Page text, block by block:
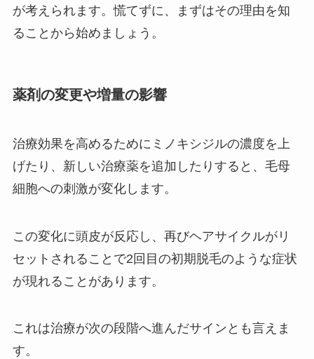
が考えられます。慌てずに、まずはその理由を知
ることから始めましょう。
薬剤の変更や増量の影響
治療効果を高めるためにミノキシジルの濃度を上
げたり、新しい治療薬を追加したりすると、毛母
細胞への刺激が変化します。
この変化に頭皮が反応し、再びヘアサイクルがリ
セットされることで2回目の初期脱毛のような症状
が現れることがあります。
これは治療が次の段階へ進んだサインとも言えま
す。